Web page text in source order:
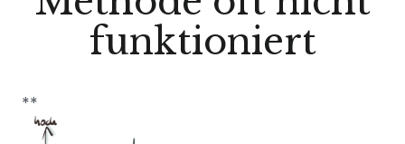
funktioniert
**